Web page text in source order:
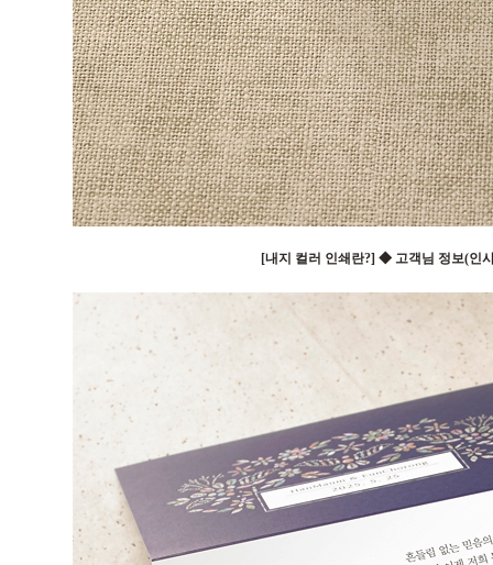
[내지 컬러 인쇄란?] ◆ 고객님 정보(인